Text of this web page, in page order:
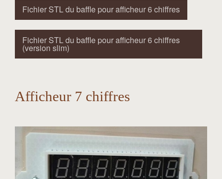
Fichier STL du baffle pour afficheur 6 chiffres
Fichier STL du baffle pour afficheur 6 chiffres
(version slim)
Afficheur 7 chiffres